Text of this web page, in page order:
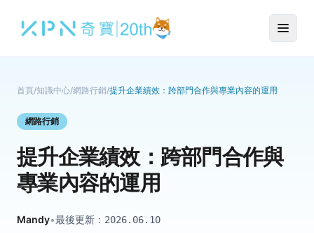
首頁/知識中心/網路行銷/提升企業績效：跨部門合作與專業內容的運用
網路行銷
提升企業績效：跨部門合作與
專業內容的運用
Mandy•最後更新： 2026.06.10